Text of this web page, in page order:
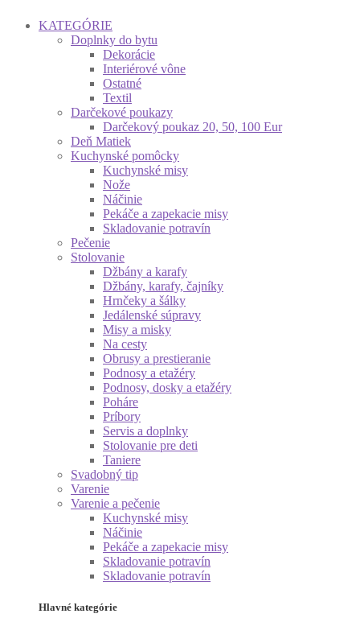
KATEGÓRIE
Doplnky do bytu
Dekorácie
Interiérové vône
Ostatné
Textil
Darčekové poukazy
Darčekový poukaz 20, 50, 100 Eur
Deň Matiek
Kuchynské pomôcky
Kuchynské misy
Nože
Náčinie
Pekáče a zapekacie misy
Skladovanie potravín
Pečenie
Stolovanie
Džbány a karafy
Džbány, karafy, čajníky
Hrnčeky a šálky
Jedálenské súpravy
Misy a misky
Na cesty
Obrusy a prestieranie
Podnosy a etažéry
Podnosy, dosky a etažéry
Poháre
Príbory
Servis a doplnky
Stolovanie pre deti
Taniere
Svadobný tip
Varenie
Varenie a pečenie
Kuchynské misy
Náčinie
Pekáče a zapekacie misy
Skladovanie potravín
Skladovanie potravín
Hlavné kategórie